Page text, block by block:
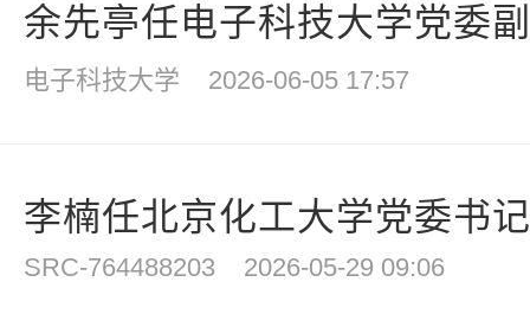
余先亭任电子科技大学党委
电子科技大学 2026-06-05 17:57
李楠任北京化工大学党委书记
SRC-764488203 2026-05-29 09:06